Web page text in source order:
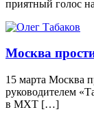
приятный голос
Москва
15 марта Москва
руководителем
в МХТ […]